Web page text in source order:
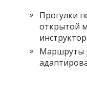
Прогулки
открытой
Маршруты